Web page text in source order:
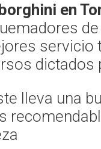
en
lleva una